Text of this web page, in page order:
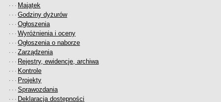
· · · Majątek
· · ·Godziny dyżurów
· · ·Ogłoszenia
· · ·Wyróżnienia i oceny
· · ·Ogłoszenia o naborze
· · ·Zarządzenia
· · · Rejestry, ewidencje, archiwa
· · · Kontrole
· · · Projekty
· · ·Sprawozdania
· · · Deklaracja dostępności